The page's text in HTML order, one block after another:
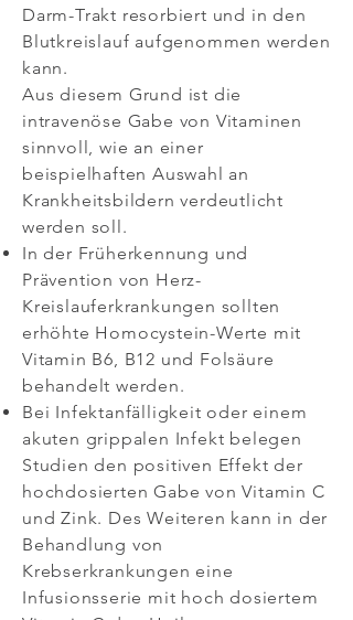
Darm-Trakt resorbiert und in den
Blutkreislauf aufgenommen werden
kann.
Aus diesem Grund ist die
intravenöse Gabe von Vitaminen
sinnvoll, wie an einer
beispielhaften Auswahl an
Krankheitsbildern verdeutlicht
werden soll.
In der Früherkennung und
Prävention von Herz-
Kreislauferkrankungen sollten
erhöhte Homocystein-Werte mit
Vitamin B6, B12 und Folsäure
behandelt werden.
Bei Infektanfälligkeit oder einem
akuten grippalen Infekt belegen
Studien den positiven Effekt der
hochdosierten Gabe von Vitamin C
und Zink. Des Weiteren kann in der
Behandlung von
Krebserkrankungen eine
Infusionsserie mit hoch dosiertem